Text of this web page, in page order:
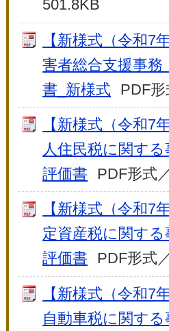
501.8KB
【新様式（令和7
害者総合支援事
書_新様式
PDF
【新様式（令和7
人住民税に関す
評価書
PDF形式
【新様式（令和7
定資産税に関す
評価書
PDF形式
【新様式（令和7
自動車税に関す